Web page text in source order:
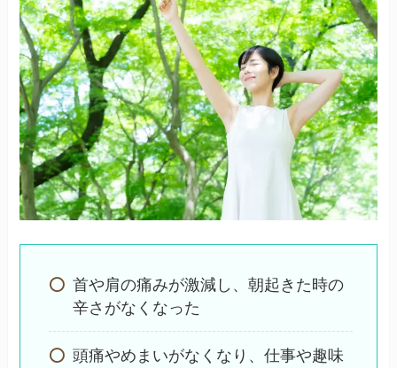
首や肩の痛みが激減し、朝起きた時の
辛さがなくなった
頭痛やめまいがなくなり、仕事や趣味